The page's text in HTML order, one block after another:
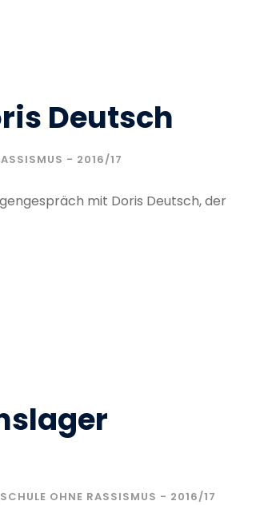
Deutsch
- 2016/17
mit Doris Deutsch, der
SCHULE OHNE RASSISMUS - 2016/17